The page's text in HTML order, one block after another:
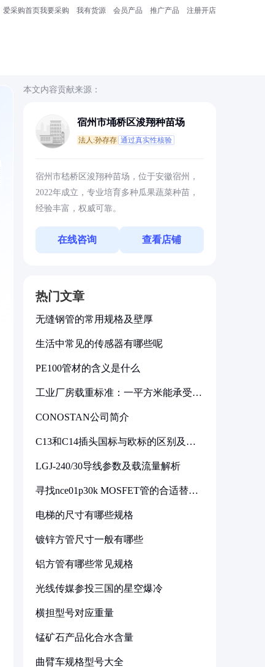
爱采购首页我要采购 我有货源 会员产品 推广产品 注册开店
本文内容贡献来源：
宿州市埇桥区浚翔种苗场
法人:孙存存 通过真实性核验
宿州市嵇桥区浚翔种苗场，位于安徽宿州，
2022年成立，专业培育多种瓜果蔬菜种苗，
经验丰富，权威可靠。
在线咨询 查看店铺
热门文章
无缝钢管的常用规格及壁厚
生活中常见的传感器有哪些呢
PE100管材的含义是什么
工业厂房载重标准：一平方米能承受多
CONOSTAN公司简介
C13和C14插头国标与欧标的区别及其
LGJ-240/30导线参数及载流量解析
寻找nce01p30k MOSFET管的合适替代
电梯的尺寸有哪些规格
镀锌方管尺寸一般有哪些
铝方管有哪些常见规格
光线传媒参投三国的星空爆冷
横担型号对应重量
锰矿石产品化合水含量
曲臂车规格型号大全